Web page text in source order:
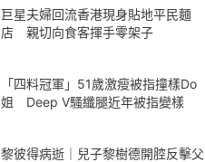
巨星夫婦回流香港現身貼地平民麵
店 親切向食客揮手零架子
「四料冠軍」51歲激瘦被指撞樣Do
姐 Deep V騷纖腿近年被指變樣
黎彼得病逝｜兒子黎樹德開腔反擊父